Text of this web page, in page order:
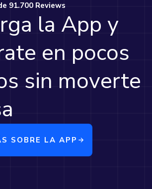
91.700 Reviews
la App y
en pocos
sin moverte
SOBRE LA APP